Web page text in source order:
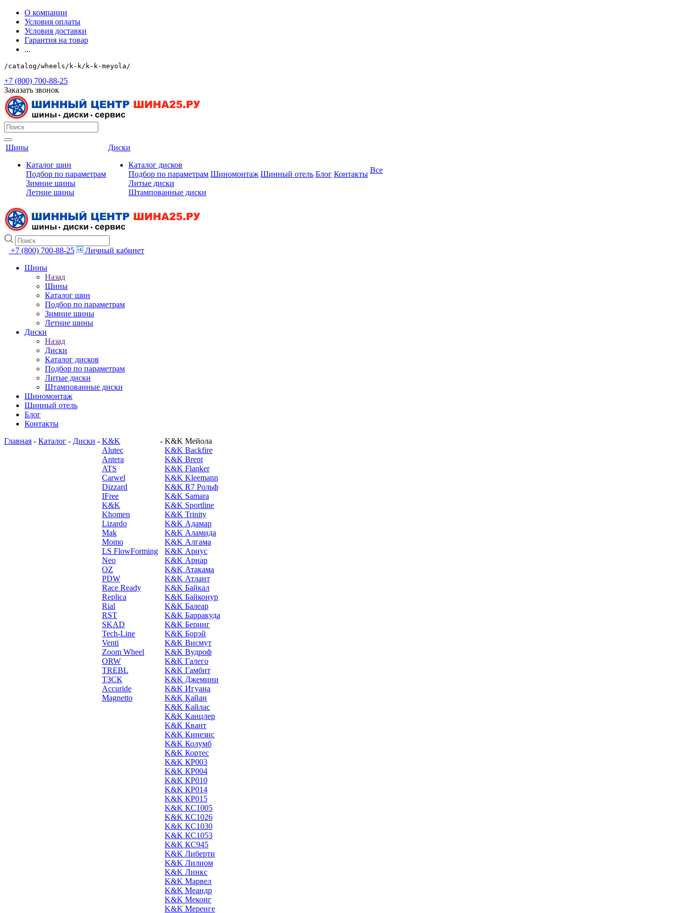
О компании
Условия оплаты
Условия доставки
Гарантия на товар
...
/catalog/wheels/k-k/k-k-meyola/
+7 (800) 700-88-25
Заказать звонок
Шины
Каталог шин
Подбор по параметрам
Зимние шины
Летние шины
Диски
Каталог дисков
Подбор по параметрам
Литые диски
Штампованные диски
Шиномонтаж Шинный отель Блог Контакты Все
+7 (800) 700-88-25
Личный кабинет
Шины
Назад
Шины
Каталог шин
Подбор по параметрам
Зимние шины
Летние шины
Диски
Назад
Диски
Каталог дисков
Подбор по параметрам
Литые диски
Штампованные диски
Шиномонтаж
Шинный отель
Блог
Контакты
Главная - Каталог - Диски - K&K
Alutec
Antera
ATS
Carwel
Dizzard
IFree
K&K
Khomen
Lizardo
Mak
Momo
LS FlowForming
Neo
OZ
PDW
Race Ready
Replica
Rial
RST
SKAD
Tech-Line
Venti
Zoom Wheel
ORW
TREBL
ТЗСК
Accuride
Magnetto
- K&K Мейола
K&K Backfire
K&K Brent
K&K Flanker
K&K Kleemann
K&K R7 Рольф
K&K Samara
K&K Sportline
K&K Trinity
K&K Адамар
K&K Аламида
K&K Алгама
K&K Ариус
K&K Арнар
K&K Атакама
K&K Атлант
K&K Байкал
K&K Байконур
K&K Балеар
K&K Барракуда
K&K Беринг
K&K Борэй
K&K Висмут
K&K Вудроф
K&K Галего
K&K Гамбит
K&K Джемини
K&K Игуана
K&K Кайан
K&K Кайлас
K&K Канцлер
K&K Квант
K&K Кинезис
K&K Колумб
K&K Кортес
K&K КР003
K&K КР004
K&K КР010
K&K КР014
K&K КР015
K&K КС1005
K&K КС1026
K&K КС1030
K&K КС1053
K&K КС945
K&K Либерти
K&K Лилиом
K&K Линкс
K&K Марвел
K&K Меандр
K&K Меконг
K&K Меренге